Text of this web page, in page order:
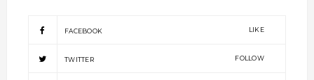
FACEBOOK LIKE
TWITTER FOLLOW